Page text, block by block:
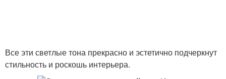
Все эти светлые тона прекрасно и эстетично подчеркнут
стильность и роскошь интерьера.